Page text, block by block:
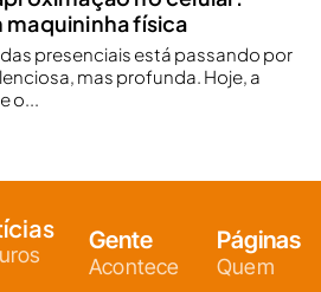
física
presenciais está passando por
mas profunda. Hoje, a
o...
Gente
Acontece
Páginas
Quem